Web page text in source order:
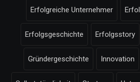
Erfolgreiche Unternehmer
Erfolgsgeschichte Erfolgsstory
Gründergeschichte Innovation